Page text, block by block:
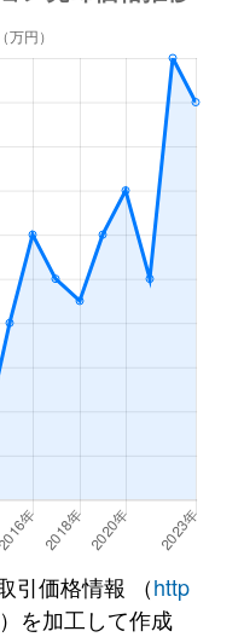
月寒中央
徒歩
福住
福住
福住
福住
徒歩
福住
月寒中央
引価格情報 （http
を加工して作成